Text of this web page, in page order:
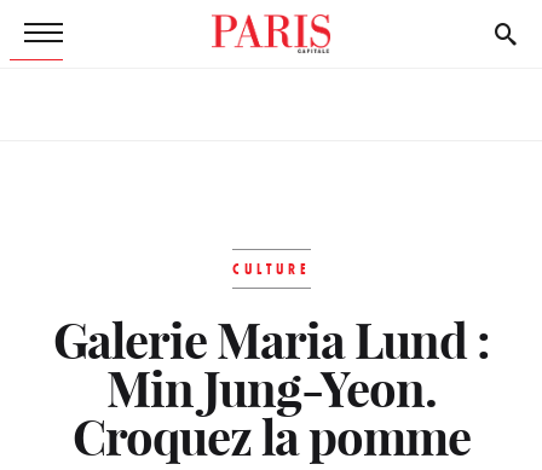
CULTURE
Galerie Maria Lund :
Min Jung-Yeon.
Croquez la pomme